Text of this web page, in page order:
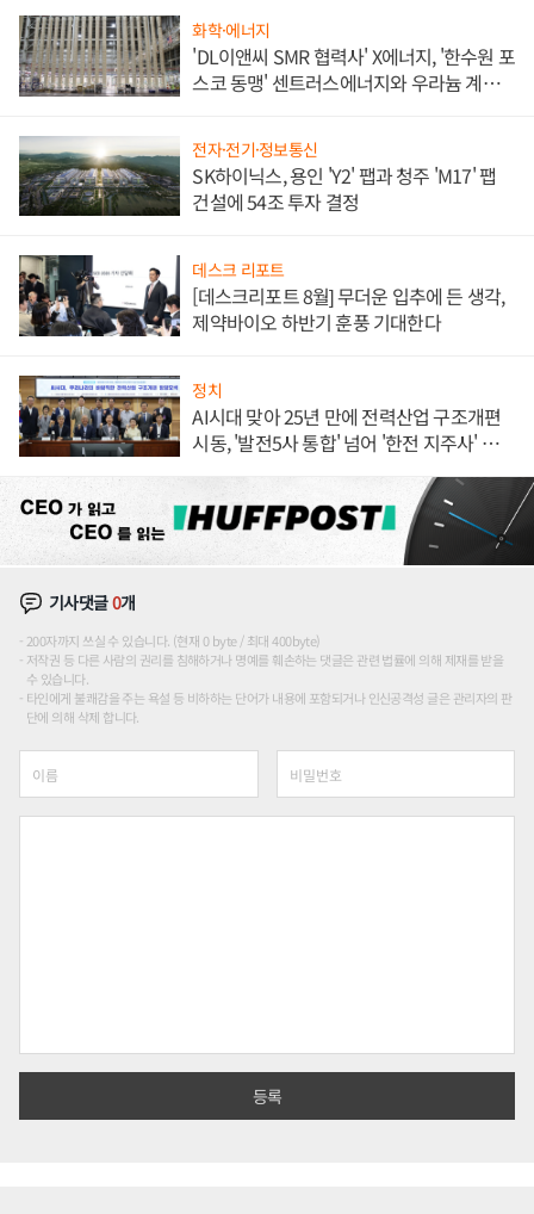
화학·에너지
'DL이앤씨 SMR 협력사' X에너지, '한수원 포
스코 동맹' 센트러스에너지와 우라늄 계약
전자·전기·정보통신
SK하이닉스, 용인 'Y2' 팹과 청주 'M17' 팹
건설에 54조 투자 결정
데스크 리포트
[데스크리포트 8월] 무더운 입추에 든 생각,
제약바이오 하반기 훈풍 기대한다
정치
AI시대 맞아 25년 만에 전력산업 구조개편
시동, '발전5사 통합' 넘어 '한전 지주사' 재편
기사댓글0개
200자까지 쓰실 수 있습니다. (현재 0 byte / 최대 400byte)
저작권 등 다른 사람의 권리를 침해하거나 명예를 훼손하는 댓글은 관련 법률에 의해 제재를 받을
수 있습니다.
타인에게 불쾌감을 주는 욕설 등 비하하는 단어가 내용에 포함되거나 인신공격성 글은 관리자의 판
단에 의해 삭제 합니다.